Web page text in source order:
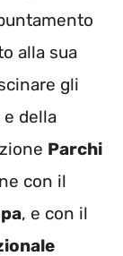
alla sua
gli
e della
Parchi
con il
, e con il